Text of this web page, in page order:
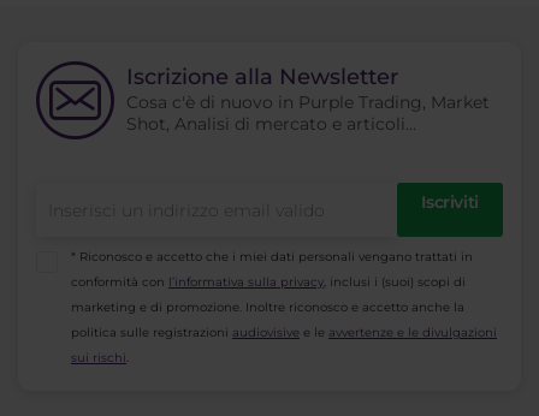
Iscrizione alla Newsletter
Cosa c'è di nuovo in Purple Trading, Market
Shot, Analisi di mercato e articoli...
Iscriviti
* Riconosco e accetto che i miei dati personali vengano trattati in
conformità con l’informativa sulla privacy, inclusi i (suoi) scopi di
marketing e di promozione. Inoltre riconosco e accetto anche la
politica sulle registrazioni audiovisive e le avvertenze e le divulgazioni
sui rischi.